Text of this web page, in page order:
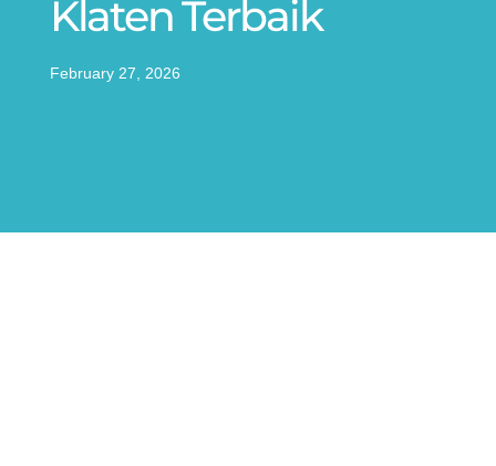
Klaten Terbaik
February 27, 2026